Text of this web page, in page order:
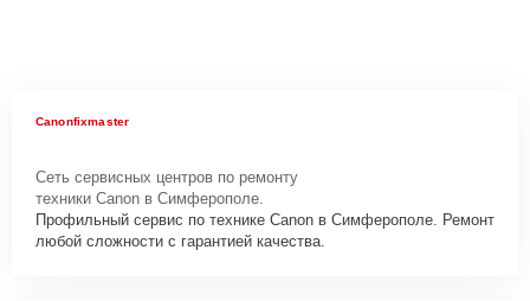
Canonfixmaster
Сеть сервисных центров по ремонту
техники Canon в Симферополе.
Профильный сервис по технике Canon в Симферополе. Ремонт
любой сложности с гарантией качества.